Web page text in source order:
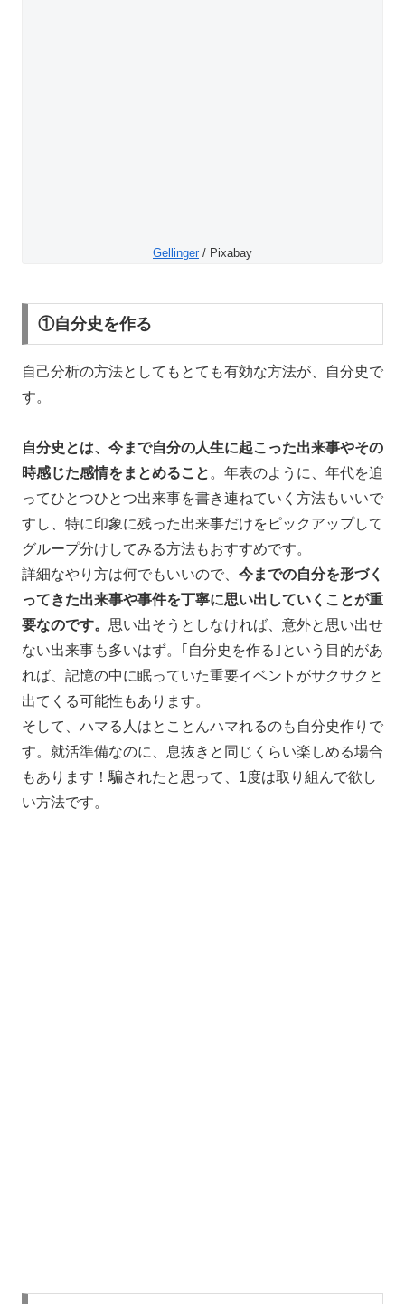
Gellinger / Pixabay
①自分史を作る
自己分析の方法としてもとても有効な方法が、自分史で
す。
自分史とは、今まで自分の人生に起こった出来事やその
時感じた感情をまとめること 。年表のように、年代を追
ってひとつひとつ出来事を書き連ねていく方法もいいで
すし、特に印象に残った出来事だけをピックアップして
グループ分けしてみる方法もおすすめです。
詳細なやり方は何でもいいので、 今までの自分を形づく
ってきた出来事や事件を丁寧に思い出していくことが重
要なのです。 思い出そうとしなければ、意外と思い出せ
ない出来事も多いはず。｢自分史を作る｣という目的があ
れば、記憶の中に眠っていた重要イベントがサクサクと
出てくる可能性もあります。
そして、ハマる人はとことんハマれるのも自分史作りで
す。就活準備なのに、息抜きと同じくらい楽しめる場合
もあります！騙されたと思って、1度は取り組んで欲し
い方法です。